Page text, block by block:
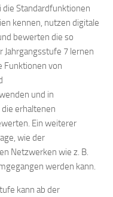
die Standardfunktionen
kennen, nutzen digitale
bewerten die so
7 lernen
Funktionen von
und in
erhaltenen
Ein weiterer
wie der
Netzwerken wie z. B.
werden kann.
kann ab der